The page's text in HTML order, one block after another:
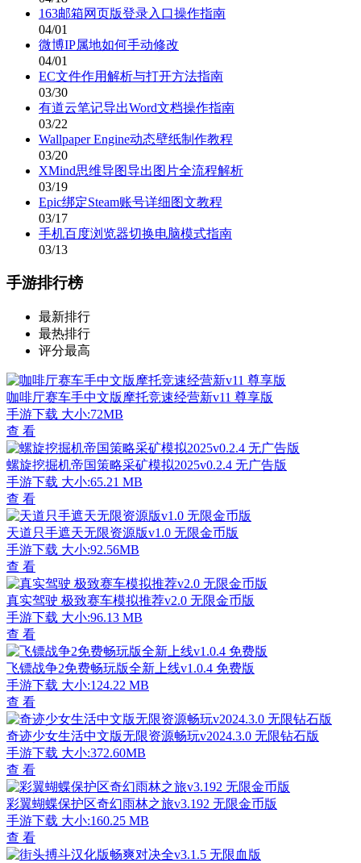
163邮箱网页版登录入口操作指南
04/01
微博IP属地如何手动修改
04/01
EC文件作用解析与打开方法指南
03/30
有道云笔记导出Word文档操作指南
03/22
Wallpaper Engine动态壁纸制作教程
03/20
XMind思维导图导出图片全流程解析
03/19
Epic绑定Steam账号详细图文教程
03/17
手机百度浏览器切换电脑模式指南
03/13
手游排行榜
最新排行
最热排行
评分最高
咖啡厅赛车手中文版摩托竞速经营新v11 尊享版
手游下载 大小:72MB
查 看
螺旋挖掘机帝国策略采矿模拟2025v0.2.4 无广告版
手游下载 大小:65.21 MB
查 看
天道只手遮天无限资源版v1.0 无限金币版
手游下载 大小:92.56MB
查 看
真实驾驶 极致赛车模拟推荐v2.0 无限金币版
手游下载 大小:96.13 MB
查 看
飞镖战争2免费畅玩版全新上线v1.0.4 免费版
手游下载 大小:124.22 MB
查 看
奇迹少女生活中文版无限资源畅玩v2024.3.0 无限钻石版
手游下载 大小:372.60MB
查 看
彩翼蝴蝶保护区奇幻雨林之旅v3.192 无限金币版
手游下载 大小:160.25 MB
查 看